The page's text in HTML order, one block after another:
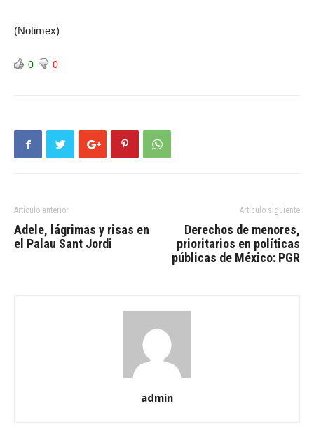
(Notimex)
0 0
Artículo anterior
Adele, lágrimas y risas en
el Palau Sant Jordi
Artículo siguiente
Derechos de menores,
prioritarios en políticas
públicas de México: PGR
admin